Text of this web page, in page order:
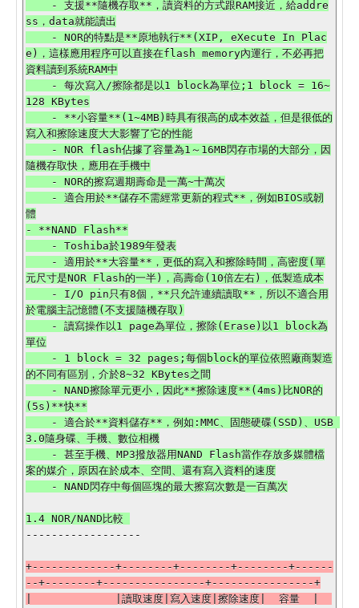
ss，data就能讀出
e)，這樣應用程序可以直接在flash memory內運行，不必再把
資料讀到系統RAM中
128 KBytes
寫入和擦除速度大大影響了它的性能
隨機存取快，應用在手機中
體
- **NAND Flash**
元尺寸是NOR Flash的一半)，高壽命(10倍左右)，低製造成本
於電腦主記憶體(不支援隨機存取)
單位
的不同有區別，介於8~32 KBytes之間
(5s)**快**
3.0隨身碟、手機、數位相機
案的媒介，原因在於成本、空間、還有寫入資料的速度
------------------
+-------------+--------+--------+--------+------
--+--------+----------------+----------------+
|             |讀取速度|寫入速度|擦除速度|  容量  |